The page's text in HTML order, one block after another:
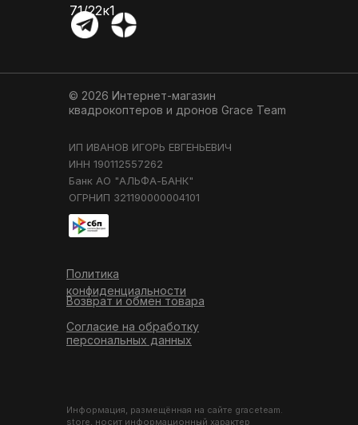
Политика
конфиденциальности
© 2026 Интернет-магазин
квадрокоптеров и дронов Grace Team
Информация, размещённая на сайте graceteam.
store, носит информационный характер
71/22к1
ИП ИВАНОВ ИГОРЬ ЕВГЕНЬЕВИЧ
ИНН 190112557262
Банк АО "АЛЬФА-БАНК"
ОГРНИП 321190000004101
Возврат и обмен товара
Согласие на обработку
персональных данных